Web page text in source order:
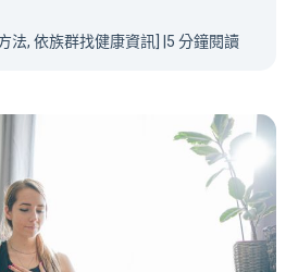
法, 依族群找健康資訊] 5 分鐘閱讀